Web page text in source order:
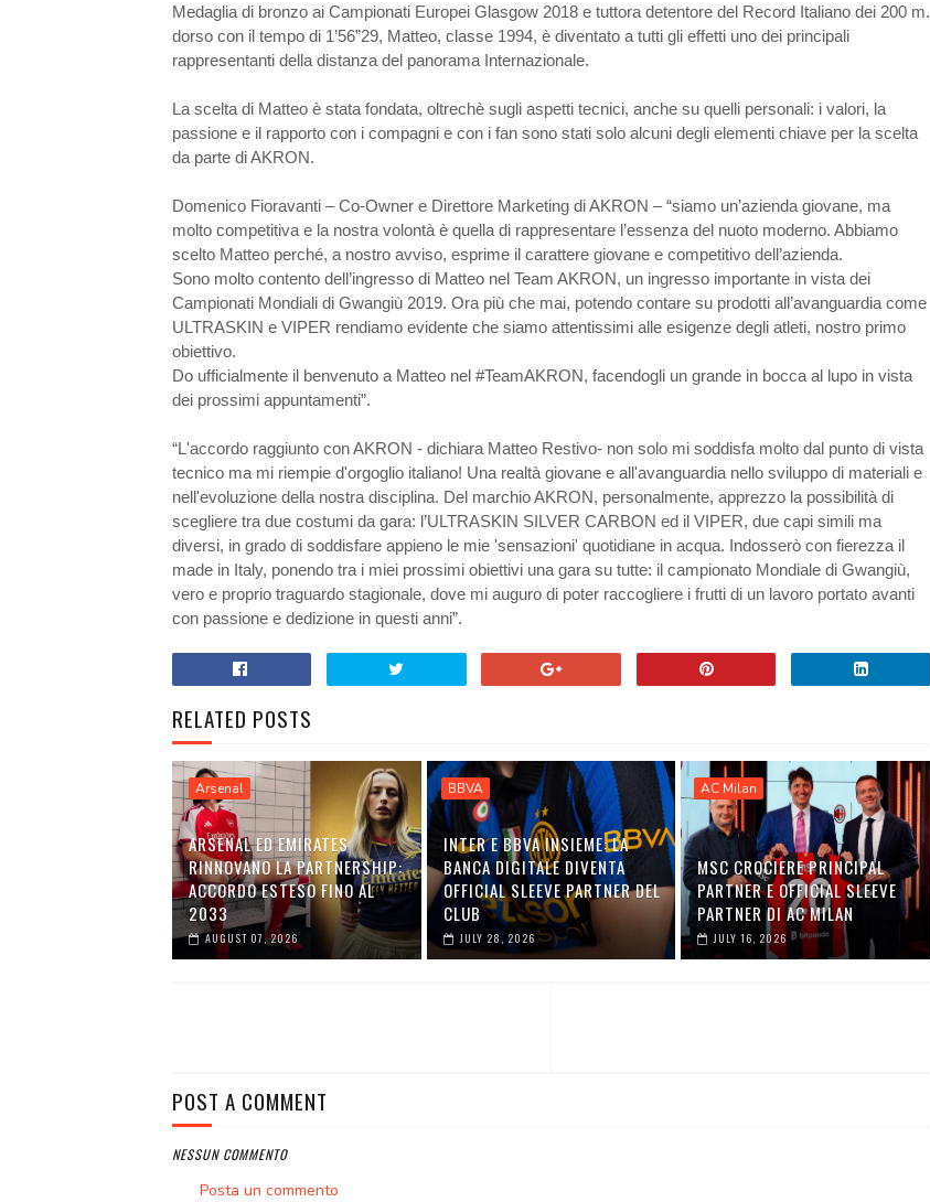
Medaglia di bronzo ai Campionati Europei Glasgow 2018 e tuttora detentore del Record Italiano dei 200 m.
dorso con il tempo di 1’56”29, Matteo, classe 1994, è diventato a tutti gli effetti uno dei principali
rappresentanti della distanza del panorama Internazionale.
La scelta di Matteo è stata fondata, oltrechè sugli aspetti tecnici, anche su quelli personali: i valori, la
passione e il rapporto con i compagni e con i fan sono stati solo alcuni degli elementi chiave per la scelta
da parte di AKRON.
Domenico Fioravanti – Co-Owner e Direttore Marketing di AKRON – “siamo un’azienda giovane, ma
molto competitiva e la nostra volontà è quella di rappresentare l’essenza del nuoto moderno. Abbiamo
scelto Matteo perché, a nostro avviso, esprime il carattere giovane e competitivo dell’azienda.
Sono molto contento dell’ingresso di Matteo nel Team AKRON, un ingresso importante in vista dei
Campionati Mondiali di Gwangiù 2019. Ora più che mai, potendo contare su prodotti all’avanguardia come
ULTRASKIN e VIPER rendiamo evidente che siamo attentissimi alle esigenze degli atleti, nostro primo
obiettivo.
Do ufficialmente il benvenuto a Matteo nel #TeamAKRON, facendogli un grande in bocca al lupo in vista
dei prossimi appuntamenti”.
“L'accordo raggiunto con AKRON - dichiara Matteo Restivo- non solo mi soddisfa molto dal punto di vista
tecnico ma mi riempie d'orgoglio italiano! Una realtà giovane e all'avanguardia nello sviluppo di materiali e
nell'evoluzione della nostra disciplina. Del marchio AKRON, personalmente, apprezzo la possibilità di
scegliere tra due costumi da gara: l’ULTRASKIN SILVER CARBON ed il VIPER, due capi simili ma
diversi, in grado di soddisfare appieno le mie 'sensazioni' quotidiane in acqua. Indosserò con fierezza il
made in Italy, ponendo tra i miei prossimi obiettivi una gara su tutte: il campionato Mondiale di Gwangiù,
vero e proprio traguardo stagionale, dove mi auguro di poter raccogliere i frutti di un lavoro portato avanti
con passione e dedizione in questi anni”.
RELATED POSTS
Arsenal
ARSENAL ED EMIRATES
RINNOVANO LA PARTNERSHIP:
ACCORDO ESTESO FINO AL
2033
AUGUST 07, 2026
BBVA
INTER E BBVA INSIEME: LA
BANCA DIGITALE DIVENTA
OFFICIAL SLEEVE PARTNER DEL
CLUB
JULY 28, 2026
AC Milan
MSC CROCIERE PRINCIPAL
PARTNER E OFFICIAL SLEEVE
PARTNER DI AC MILAN
JULY 16, 2026
POST A COMMENT
NESSUN COMMENTO
Posta un commento